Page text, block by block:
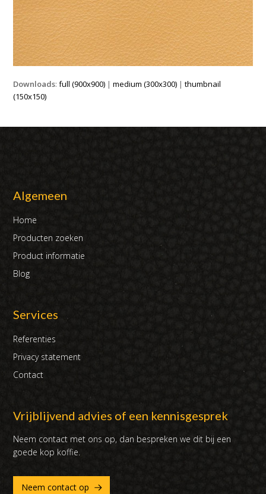
Downloads:full (900x900) |medium (300x300) |thumbnail
(150x150)
Algemeen
Home
Producten zoeken
Product informatie
Blog
Services
Referenties
Privacy statement
Contact
Vrijblijvend advies of een kennisgesprek
Neem contact met ons op, dan bespreken we dit bij een
goede kop koffie.
Neem contact op